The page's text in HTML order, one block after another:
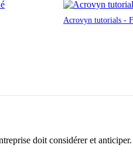
Acrovyn tutorials -
doit considérer et